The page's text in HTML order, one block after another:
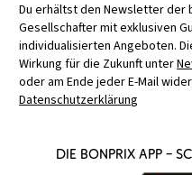
Du erhältst den Newsletter der
Gesellschafter mit exklusiven
individualisierten Angeboten.
Wirkung für die Zukunft unter
oder am Ende jeder E-Mail
Datenschutzerklärung
Die bonprix App –